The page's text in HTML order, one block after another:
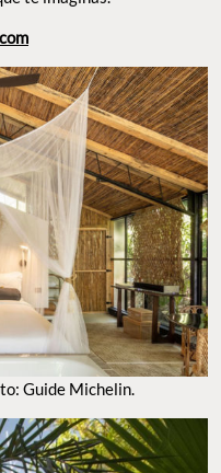
Guide Michelin.